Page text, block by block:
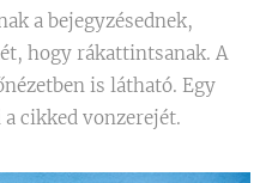
a bejegyzésednek,
hogy rákattintsanak. A
is látható. Egy
cikked vonzerejét.